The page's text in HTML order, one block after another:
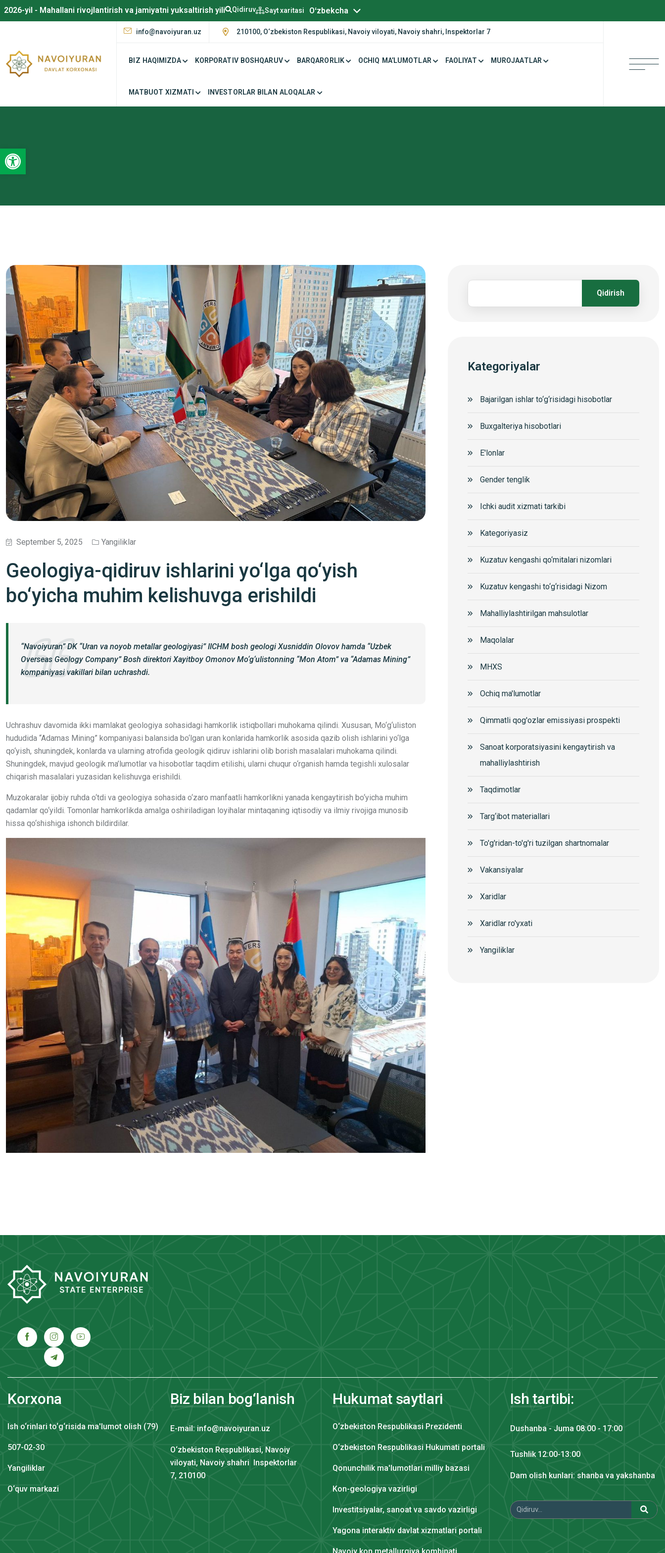
Open toolbar
2026-yil - Mahallani rivojlantirish va jamiyatni yuksaltirish yili Qidiruv Sayt xaritasi Oʻzbekcha
Русский
info@navoiyuran.uz 210100, O‘zbekiston Respublikasi, Navoiy viloyati, Navoiy shahri, Inspektorlar 7
BIZ HAQIMIZDA KORPORATIV BOSHQARUV BARQARORLIK OCHIQ MA’LUMOTLAR FAOLIYAT MUROJAATLAR
MATBUOT XIZMATI INVESTORLAR BILAN ALOQALAR
September 5, 2025 Yangiliklar
Geologiya-qidiruv ishlarini yo‘lga qo‘yish
bo‘yicha muhim kelishuvga erishildi
“Navoiyuran” DK “Uran va noyob metallar geologiyasi” IICHM bosh geologi Xusniddin Olovov hamda “Uzbek
Overseas Geology Company” Bosh direktori Xayitboy Omonov Mo‘g‘ulistonning “Mon Atom” va “Adamas Mining”
kompaniyasi vakillari bilan uchrashdi.
Uchrashuv davomida ikki mamlakat geologiya sohasidagi hamkorlik istiqbollari muhokama qilindi. Xususan, Mo‘g‘uliston
hududida “Adamas Mining” kompaniyasi balansida bo‘lgan uran konlarida hamkorlik asosida qazib olish ishlarini yo‘lga
qo‘yish, shuningdek, konlarda va ularning atrofida geologik qidiruv ishlarini olib borish masalalari muhokama qilindi.
Shuningdek, mavjud geologik ma’lumotlar va hisobotlar taqdim etilishi, ularni chuqur o‘rganish hamda tegishli xulosalar
chiqarish masalalari yuzasidan kelishuvga erishildi.
Muzokaralar ijobiy ruhda o‘tdi va geologiya sohasida o‘zaro manfaatli hamkorlikni yanada kengaytirish bo‘yicha muhim
qadamlar qo‘yildi. Tomonlar hamkorlikda amalga oshiriladigan loyihalar mintaqaning iqtisodiy va ilmiy rivojiga munosib
hissa qo‘shishiga ishonch bildirdilar.
Qidirish
Kategoriyalar
Bajarilgan ishlar to‘g‘risidagi hisobotlar
Buxgalteriya hisobotlari
E'lonlar
Gender tenglik
Ichki audit xizmati tarkibi
Kategoriyasiz
Kuzatuv kengashi qo‘mitalari nizomlari
Kuzatuv kengashi to‘g‘risidagi Nizom
Mahalliylashtirilgan mahsulotlar
Maqolalar
MHXS
Ochiq ma'lumotlar
Qimmatli qog'ozlar emissiyasi prospekti
Sanoat korporatsiyasini kengaytirish va
mahalliylashtirish
Taqdimotlar
Targ‘ibot materiallari
To'g'ridan-to'g'ri tuzilgan shartnomalar
Vakansiyalar
Xaridlar
Xaridlar ro'yxati
Yangiliklar
Korxona
Ish o‘rinlari to‘g‘risida ma'lumot olish (79)
507-02-30
Yangiliklar
O‘quv markazi
Biz bilan bog‘lanish
E-mail: info@navoiyuran.uz
O‘zbekiston Respublikasi, Navoiy
viloyati, Navoiy shahri Inspektorlar
7, 210100
Hukumat saytlari
O‘zbekiston Respublikasi Prezidenti
O‘zbekiston Respublikasi Hukumati portali
Qonunchilik ma'lumotlari milliy bazasi
Kon-geologiya vazirligi
Investitsiyalar, sanoat va savdo vazirligi
Yagona interaktiv davlat xizmatlari portali
Ish tartibi:
Dushanba - Juma 08:00 - 17:00
Tushlik 12:00-13:00
Dam olish kunlari: shanba va yakshanba